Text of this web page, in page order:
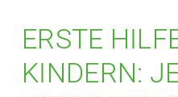
ERSTE
KINDERN: